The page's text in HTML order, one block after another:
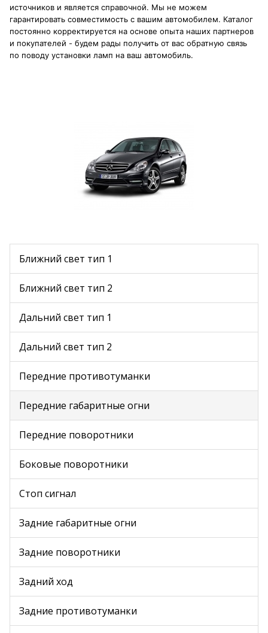
источников и является справочной. Мы не можем
гарантировать совместимость с вашим автомобилем. Каталог
постоянно корректируется на основе опыта наших партнеров
и покупателей - будем рады получить от вас обратную связь
по поводу установки ламп на ваш автомобиль.
Ближний свет тип 1
Ближний свет тип 2
Дальний свет тип 1
Дальний свет тип 2
Передние противотуманки
Передние габаритные огни
Передние поворотники
Боковые поворотники
Стоп сигнал
Задние габаритные огни
Задние поворотники
Задний ход
Задние противотуманки